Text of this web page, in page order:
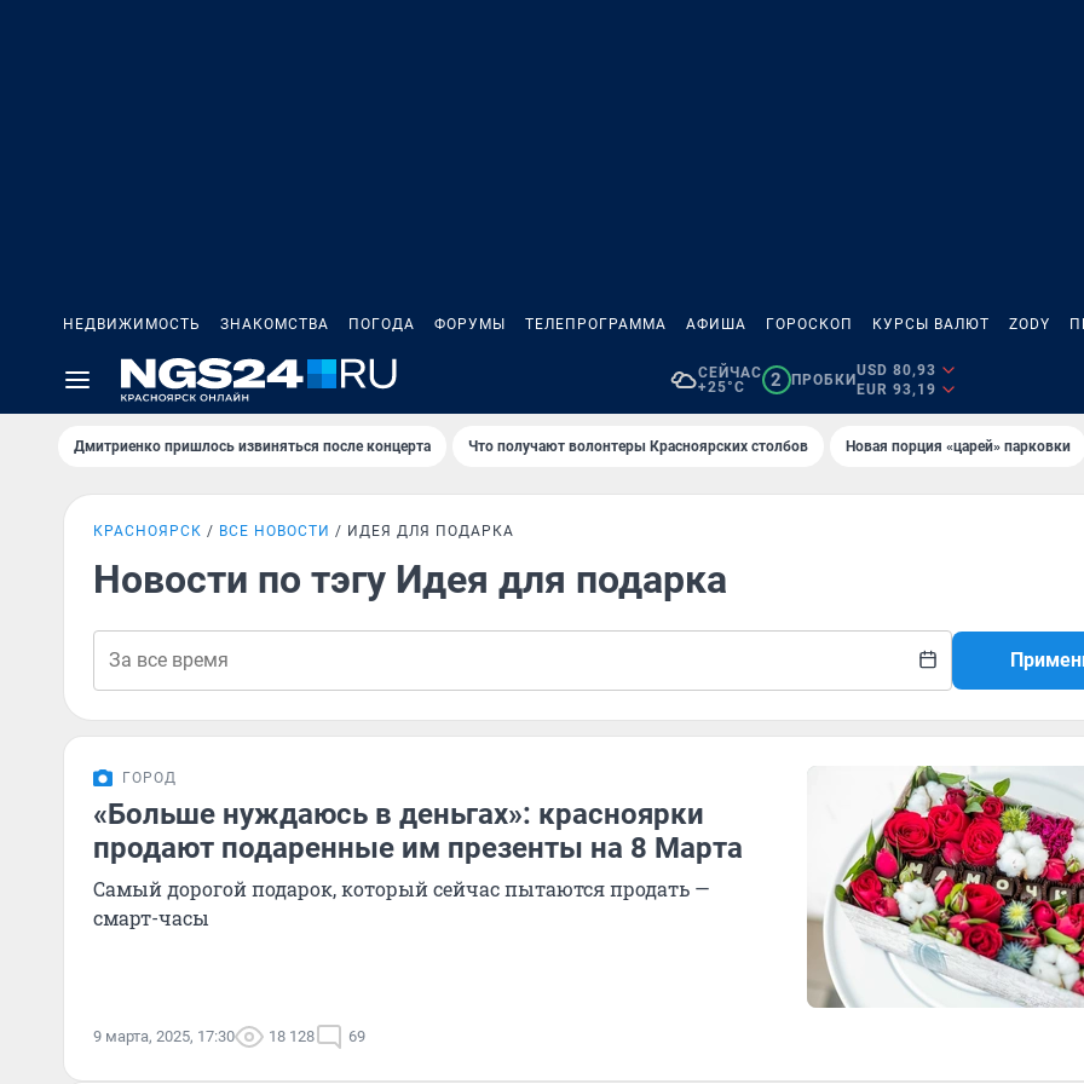
НЕДВИЖИМОСТЬ ЗНАКОМСТВА ПОГОДА ФОРУМЫ ТЕЛЕПРОГРАММА АФИША ГОРОСКОП КУРСЫ ВАЛЮТ ZODY
СЕЙЧАС
+25°C
2 ПРОБКИ
USD 80,93
EUR 93,19
Дмитриенко пришлось извиняться после концертa Что получают волонтеры Красноярских столбов Новaя порция «цaрей» пaрковки
КРАСНОЯРСК ВСЕ НОВОСТИ ИДЕЯ ДЛЯ ПОДАРКА
Новости по тэгу Идея для подарка
ГОРОД
«Больше нуждаюсь в деньгах»: красноярки
продают подаренные им презенты на 8 Марта
Самый дорогой подарок, который сейчас пытаются продать —
смарт-часы
9 марта, 2025, 17:30 18 128 69